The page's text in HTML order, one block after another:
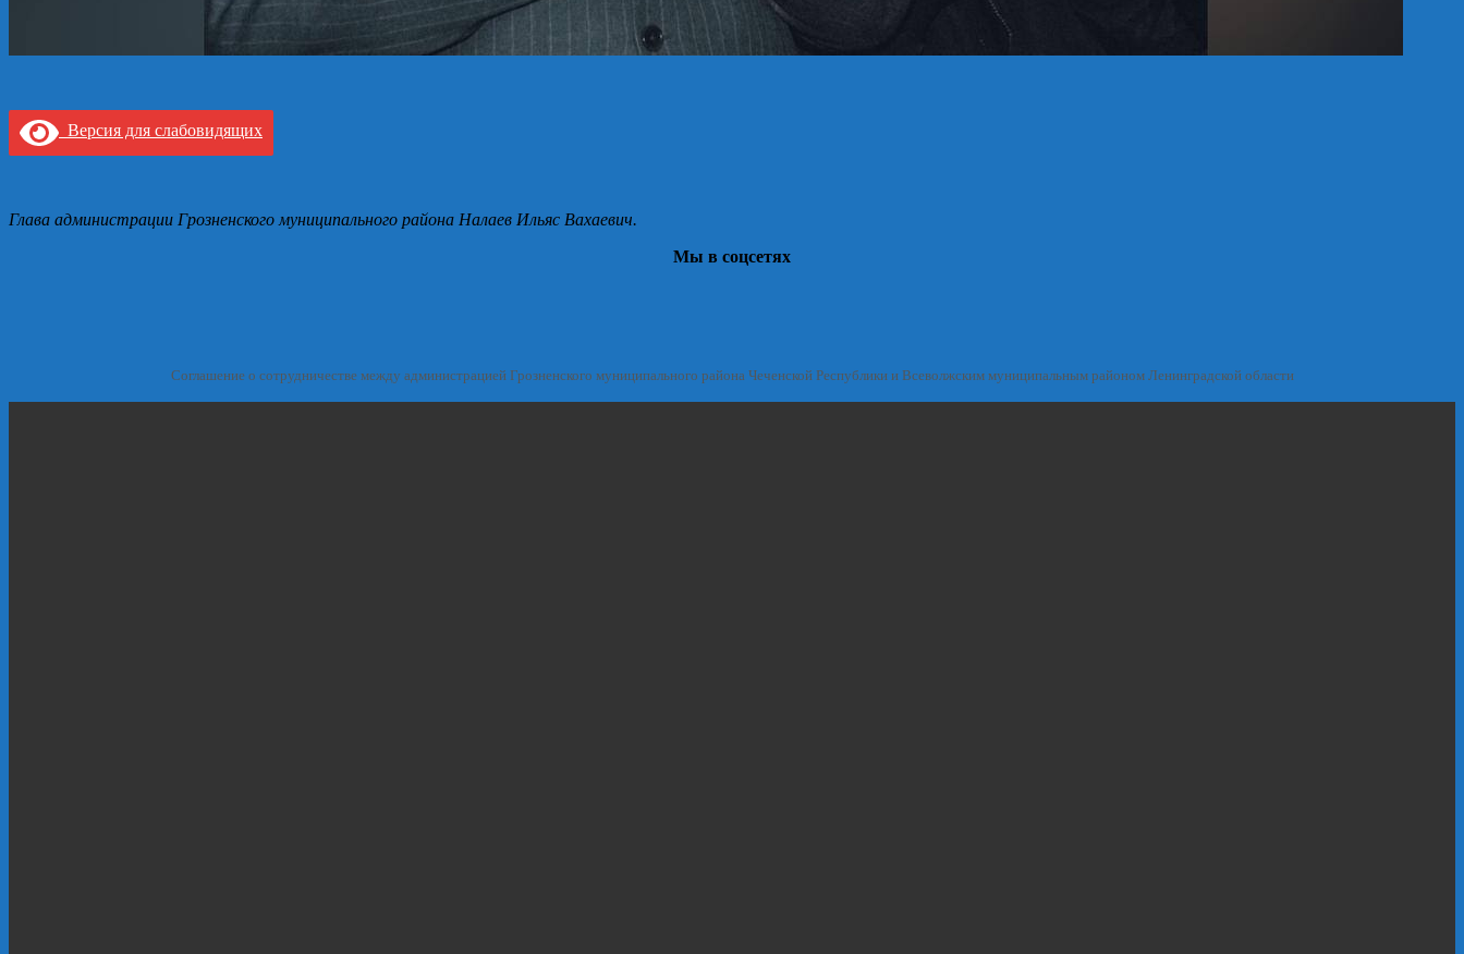
Версия для слабовидящих
Глава администрации Грозненского муниципального района Налаев Ильяс Вахаевич.
Мы в соцсетях
Соглашение о сотрудничестве между администрацией Грозненского муниципального района Чеченской Республики и Всеволжским муниципальным районом Ленинградской области